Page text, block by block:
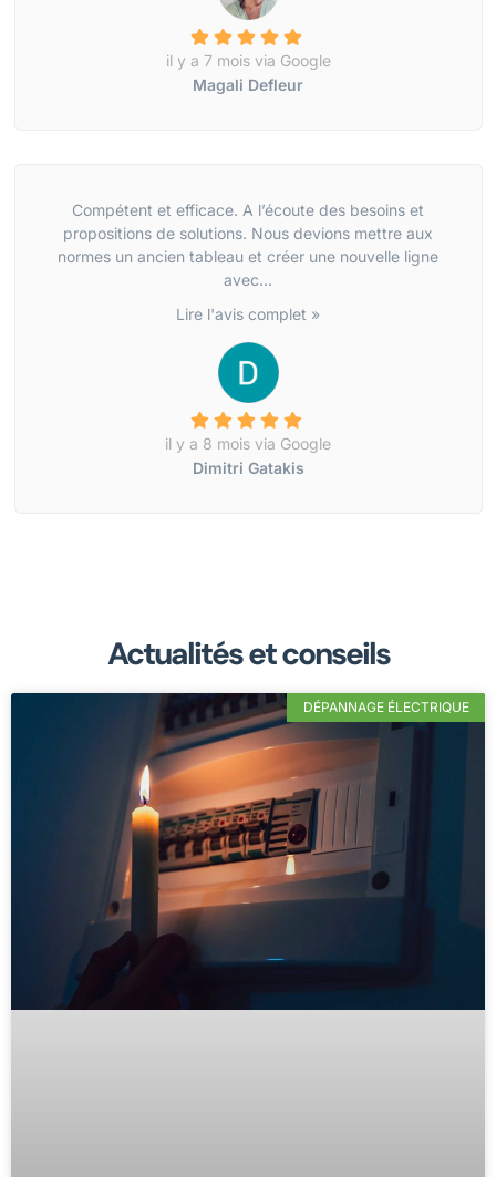
il y a 7 mois via Google
Magali Defleur
Compétent et efficace. A l’écoute des besoins et
propositions de solutions. Nous devions mettre aux
normes un ancien tableau et créer une nouvelle ligne
avec...
Lire l'avis complet »
il y a 8 mois via Google
Dimitri Gatakis
Actualités et conseils
DÉPANNAGE ÉLECTRIQUE